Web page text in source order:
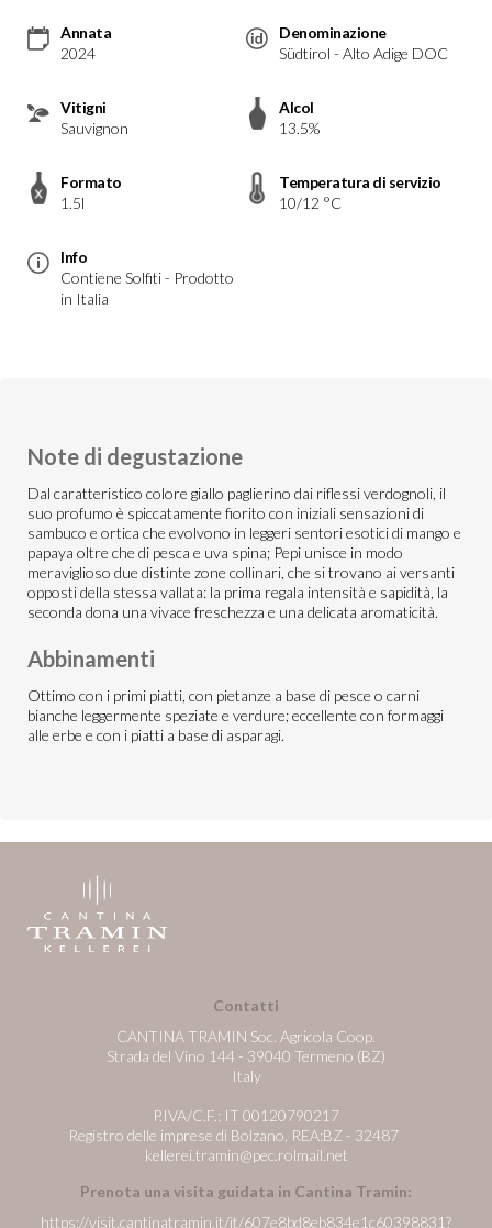
Annata
2024
Denominazione
Südtirol - Alto Adige DOC
Vitigni
Sauvignon
Alcol
13.5%
Formato
1.5l
Temperatura di servizio
10/12 °C
Info
Contiene Solfiti - Prodotto
in Italia
Note di degustazione
Dal caratteristico colore giallo paglierino dai riflessi verdognoli, il
suo profumo è spiccatamente fiorito con iniziali sensazioni di
sambuco e ortica che evolvono in leggeri sentori esotici di mango e
papaya oltre che di pesca e uva spina; Pepi unisce in modo
meraviglioso due distinte zone collinari, che si trovano ai versanti
opposti della stessa vallata: la prima regala intensità e sapidità, la
seconda dona una vivace freschezza e una delicata aromaticità.
Abbinamenti
Ottimo con i primi piatti, con pietanze a base di pesce o carni
bianche leggermente speziate e verdure; eccellente con formaggi
alle erbe e con i piatti a base di asparagi.
Contatti
CANTINA TRAMIN Soc. Agricola Coop.
Strada del Vino 144 - 39040 Termeno (BZ)
Italy
P.IVA/C.F.: IT 00120790217
Registro delle imprese di Bolzano, REA:BZ - 32487
kellerei.tramin@pec.rolmail.net
Prenota una visita guidata in Cantina Tramin:
https://visit.cantinatramin.it/it/607e8bd8eb834e1c60398831?